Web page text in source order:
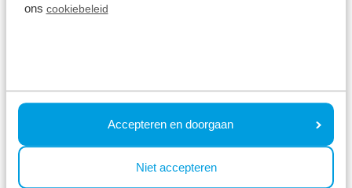
ons cookiebeleid
Accepteren en doorgaan
Niet accepteren